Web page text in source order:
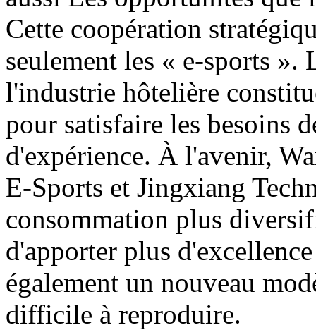
Cette coopération
seulement les « e-sports ».
l'industrie hôtelière
pour satisfaire les besoins
d'expérience. À l'avenir,
E-Sports et Jingxiang
consommation plus
d'apporter plus
également un nouveau
difficile à reproduire.